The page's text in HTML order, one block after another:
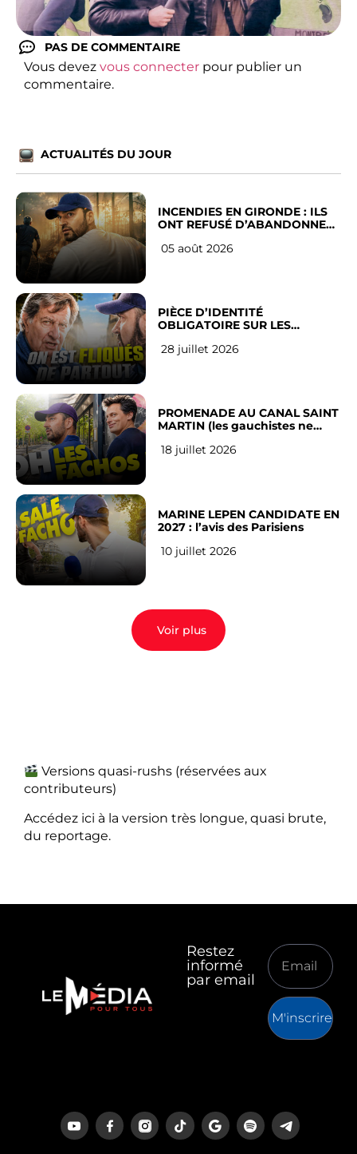
PAS DE COMMENTAIRE
Vous devez vous connecter pour publier un
commentaire.
ACTUALITÉS DU JOUR
INCENDIES EN GIRONDE : ILS
ONT REFUSÉ D’ABANDONNER
05 août 2026
PIÈCE D’IDENTITÉ
OBLIGATOIRE SUR LES
Français
28 juillet 2026
PROMENADE AU CANAL SAINT
MARTIN (les gauchistes ne
18 juillet 2026
MARINE LEPEN CANDIDATE EN
2027 : l’avis des Parisiens
10 juillet 2026
Voir plus
Versions quasi-rushs (réservées aux
contributeurs)
Accédez ici à la version très longue, quasi brute,
du reportage.
Restez
informé
par email
M'inscrire